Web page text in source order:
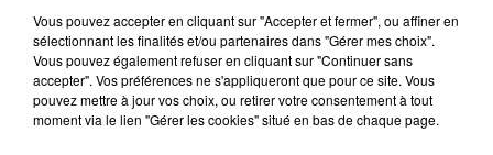
à Bressuire, vous propose son coup de coeur.
0:00 1 min 56 sec
Vous pouvez accepter en cliquant sur "Accepter et fermer", ou affiner en
sélectionnant les finalités et/ou partenaires dans "Gérer mes choix".
Vous pouvez également refuser en cliquant sur "Continuer sans
accepter". Vos préférences ne s'appliqueront que pour ce site. Vous
pouvez mettre à jour vos choix, ou retirer votre consentement à tout
moment via le lien "Gérer les cookies" situé en bas de chaque page.